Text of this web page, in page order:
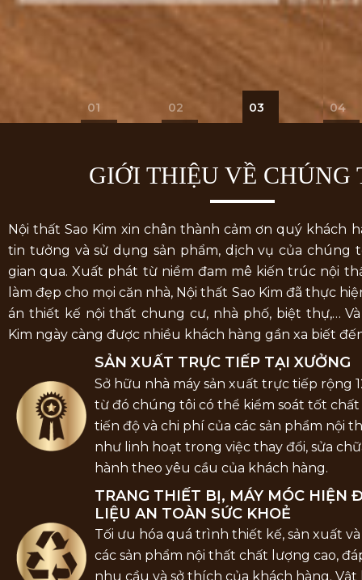
01 02 03 04
GIỚI THIỆU VỀ CHÚNG
Nội thất Sao Kim xin chân thành cảm ơn quý khách
tin tưởng và sử dụng sản phẩm, dịch vụ của chúng
gian qua. Xuất phát từ niềm đam mê kiến trúc nội
làm đẹp cho mọi căn nhà, Nội thất Sao Kim đã thực
án thiết kế nội thất chung cư, nhà phố, biệt thự,…
Kim ngày càng được nhiều khách hàng gần xa biết
SẢN XUẤT TRỰC TIẾP TẠI XƯỞNG
Sở hữu nhà máy sản xuất trực tiếp rộng
từ đó chúng tôi có thể kiểm soát tốt
tiến độ và chi phí của các sản phẩm nội
như linh hoạt trong việc thay đổi, sửa
hành theo yêu cầu của khách hàng.
TRANG THIẾT BỊ, MÁY MÓC HIỆN
LIỆU AN TOÀN SỨC KHOẺ
Tối ưu hóa quá trình thiết kế, sản xuất
các sản phẩm nội thất chất lượng cao,
nhu cầu và sở thích của khách hàng. Vật